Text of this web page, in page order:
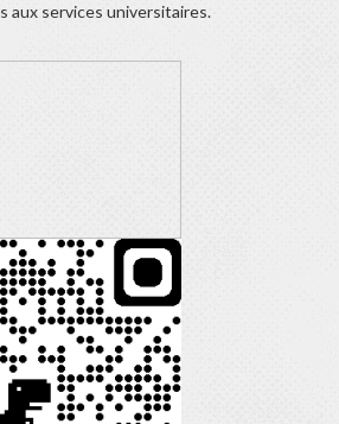
aux services universitaires.